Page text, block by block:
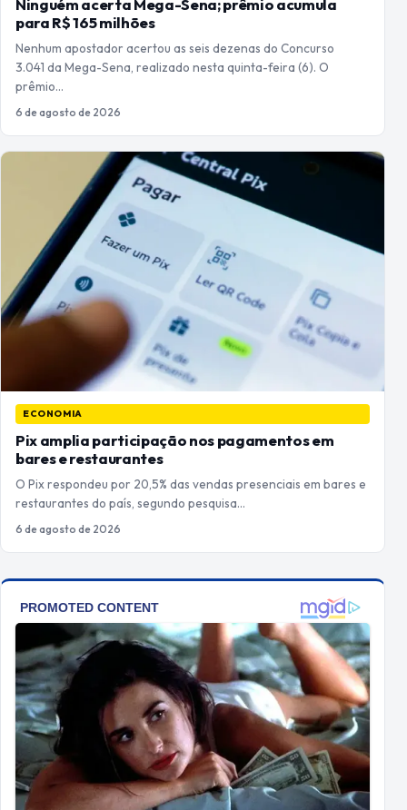
Ninguém acerta Mega-Sena; prêmio acumula
para R$ 165 milhões
Nenhum apostador acertou as seis dezenas do Concurso
3.041 da Mega-Sena, realizado nesta quinta-feira (6). O
prêmio…
6 de agosto de 2026
ECONOMIA
Pix amplia participação nos pagamentos em
bares e restaurantes
O Pix respondeu por 20,5% das vendas presenciais em bares e
restaurantes do país, segundo pesquisa…
6 de agosto de 2026